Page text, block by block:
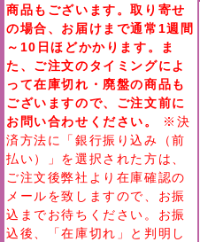
商品もございます。取り寄せ
の場合、お届けまで通常1週間
～10日ほどかかります。ま
た、ご注文のタイミングによ
って在庫切れ・廃盤の商品も
ございますので、ご注文前に
お問い合わせください。
※決
済方法に「銀行振り込み（前
払い）」を選択された方は、
ご注文後弊社より在庫確認の
メールを致しますので、お振
込までお待ちください。お振
込後、「在庫切れ」と判明し